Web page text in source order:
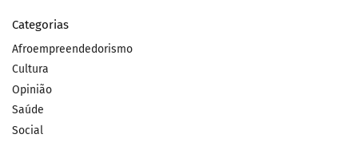
Categorias
Afroempreendedorismo
Cultura
Opinião
Saúde
Social